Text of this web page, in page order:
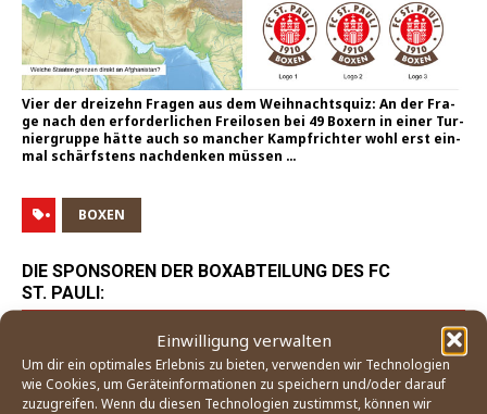
Einwilligung verwalten
Um dir ein optimales Erlebnis zu bieten, verwenden wir Technologien
wie Cookies, um Geräteinformationen zu speichern und/oder darauf
zuzugreifen. Wenn du diesen Technologien zustimmst, können wir
Vier der drei­zehn Fra­gen aus dem Weih­nachts­quiz: An der Fra­
ge nach den erfor­der­li­chen Frei­lo­sen bei 49 Boxern in einer Tur­
nier­grup­pe hät­te auch so man­cher Kampf­rich­ter wohl erst ein­
mal schärfs­tens nach­den­ken müssen …
BOXEN
DIE SPONSOREN DER BOXABTEILUNG DES FC
ST. PAULI: